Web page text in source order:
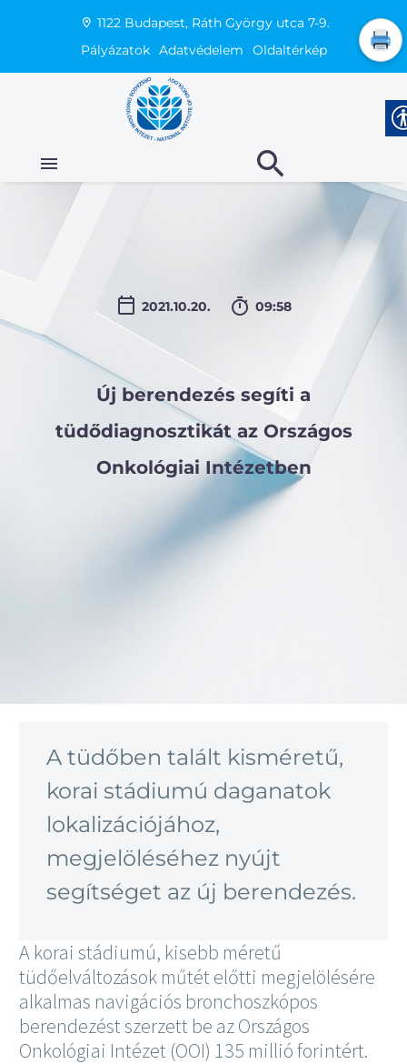
1122 Budapest, Ráth György utca 7-9.
Pályázatok Adatvédelem Oldaltérkép
2021.10.20. 09:58
Új berendezés segíti a
tüdődiagnosztikát az Országos
Onkológiai Intézetben
A tüdőben talált kisméretű,
korai stádiumú daganatok
lokalizációjához,
megjelöléséhez nyújt
segítséget az új berendezés.
A korai stádiumú, kisebb méretű
tüdőelváltozások műtét előtti megjelölésére
alkalmas navigációs bronchoszkópos
berendezést szerzett be az Országos
Onkológiai Intézet (OOI) 135 millió forintért.